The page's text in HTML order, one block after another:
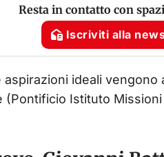
Resta in contatto con
Iscriviti alla
ideali
(Pontificio Istituto